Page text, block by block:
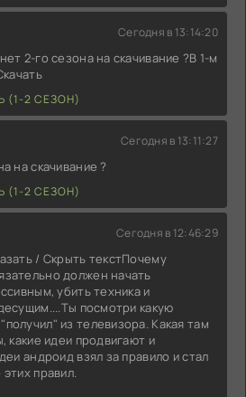
Сегодня в 13:14:20
2-го сезона на скачивание ?В 1-м
(1-2 СЕЗОН)
Сегодня в 13:11:27
на скачивание ?
(1-2 СЕЗОН)
Сегодня в 12:46:29
/ Скрыть текстПочему
должен начать
убить техника и
посмотри какую
из телевизора. Какая там
какие идеи продвигают и
андроид взял за правило и стал
правил.